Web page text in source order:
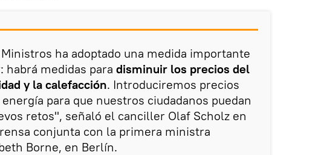
ha adoptado una medida importante
habrá medidas para disminuir los precios del
y la calefacción. Introduciremos precios
para que nuestros ciudadanos puedan
retos", señaló el canciller Olaf Scholz en
conjunta con la primera ministra
Borne, en Berlín.